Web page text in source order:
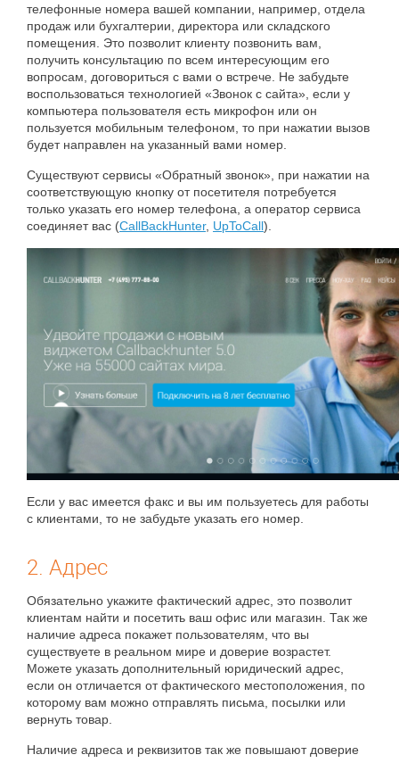
телефонные номера вашей компании, например, отдела
продаж или бухгалтерии, директора или складского
помещения. Это позволит клиенту позвонить вам,
получить консультацию по всем интересующим его
вопросам, договориться с вами о встрече. Не забудьте
воспользоваться технологией «Звонок с сайта», если у
компьютера пользователя есть микрофон или он
пользуется мобильным телефоном, то при нажатии вызов
будет направлен на указанный вами номер.
Существуют сервисы «Обратный звонок», при нажатии на
соответствующую кнопку от посетителя потребуется
только указать его номер телефона, а оператор сервиса
соединяет вас (CallBackHunter, UpToCall).
Если у вас имеется факс и вы им пользуетесь для работы
с клиентами, то не забудьте указать его номер.
2. Адрес
Обязательно укажите фактический адрес, это позволит
клиентам найти и посетить ваш офис или магазин. Так же
наличие адреса покажет пользователям, что вы
существуете в реальном мире и доверие возрастет.
Можете указать дополнительный юридический адрес,
если он отличается от фактического местоположения, по
которому вам можно отправлять письма, посылки или
вернуть товар.
Наличие адреса и реквизитов так же повышают доверие